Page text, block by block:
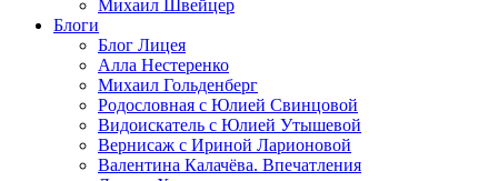
Михаил Швейцер
Блоги
Блог Лицея
Алла Нестеренко
Михаил Гольденберг
Родословная с Юлией Свинцовой
Видоискатель с Юлией Утышевой
Вернисаж с Ириной Ларионовой
Валентина Калачёва. Впечатления